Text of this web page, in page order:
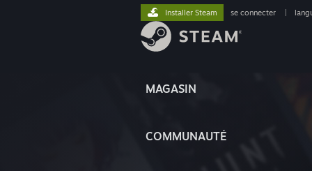
MAGASIN
COMMUNAUTÉ
Installer Steam se connecter